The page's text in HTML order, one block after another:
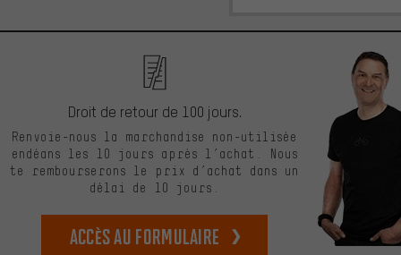
Droit de retour de 100 jours.
Renvoie-nous la marchandise non-utilisée
endéans les 10 jours après l’achat. Nous
te rembourserons le prix d’achat dans un
délai de 10 jours.
Accès au formulaire